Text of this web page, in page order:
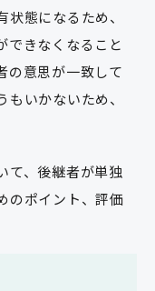
態になるため、
できなくなること
の意思が一致して
いかないため、
て、後継者が単独
のポイント、評価